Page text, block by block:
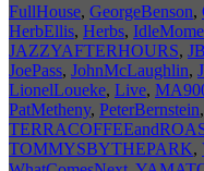
FullHouse, GeorgeBenson,
HerbEllis, Herbs,
JAZZYAFTERHOURS,
JoePass, JohnMcLaughlin,
LionelLoueke, Live,
PatMetheny, PeterBernstein,
TOMMYSBYTHEPARK,